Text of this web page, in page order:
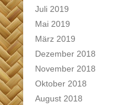
Juli 2019
Mai 2019
März 2019
Dezember 2018
November 2018
Oktober 2018
August 2018